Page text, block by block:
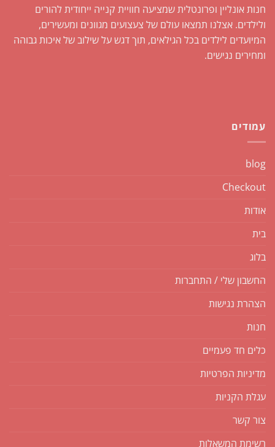
חנות אונליין ופרונטלית שמציעה חוויית קנייה ייחודית להורים
ולילדים. אצלנו תמצאו עולם של צעצועים מגוונים ומעשירים,
המיועדים לילדים בכל הגילאים, תוך דגש על שילוב של איכות גבוהה
ומחירים נגישים.
עמודים
blog
Checkout
אודות
בית
בלוג
החשבון שלי / התחברות
הצהרת נגישות
חנות
כלים חד פעמיים
מדיניות הפרטיות
עגלת הקניות
צור קשר
רשימת המשאלות